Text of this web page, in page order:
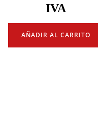
IVA
AÑADIR AL CARRITO